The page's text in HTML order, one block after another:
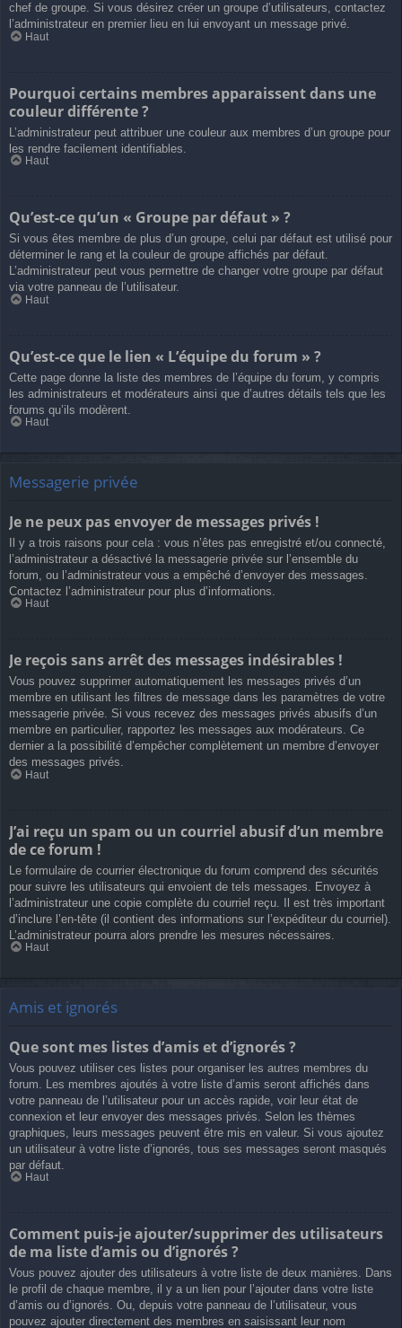
chef de groupe. Si vous désirez créer un groupe d’utilisateurs, contactez
l’administrateur en premier lieu en lui envoyant un message privé.
Haut
Pourquoi certains membres apparaissent dans une
couleur différente ?
L’administrateur peut attribuer une couleur aux membres d’un groupe pour
les rendre facilement identifiables.
Haut
Qu’est-ce qu’un « Groupe par défaut » ?
Si vous êtes membre de plus d’un groupe, celui par défaut est utilisé pour
déterminer le rang et la couleur de groupe affichés par défaut.
L’administrateur peut vous permettre de changer votre groupe par défaut
via votre panneau de l’utilisateur.
Haut
Qu’est-ce que le lien « L’équipe du forum » ?
Cette page donne la liste des membres de l’équipe du forum, y compris
les administrateurs et modérateurs ainsi que d’autres détails tels que les
forums qu’ils modèrent.
Haut
Messagerie privée
Je ne peux pas envoyer de messages privés !
Il y a trois raisons pour cela : vous n’êtes pas enregistré et/ou connecté,
l’administrateur a désactivé la messagerie privée sur l’ensemble du
forum, ou l’administrateur vous a empêché d’envoyer des messages.
Contactez l’administrateur pour plus d’informations.
Haut
Je reçois sans arrêt des messages indésirables !
Vous pouvez supprimer automatiquement les messages privés d’un
membre en utilisant les filtres de message dans les paramètres de votre
messagerie privée. Si vous recevez des messages privés abusifs d’un
membre en particulier, rapportez les messages aux modérateurs. Ce
dernier a la possibilité d’empêcher complètement un membre d’envoyer
des messages privés.
Haut
J’ai reçu un spam ou un courriel abusif d’un membre
de ce forum !
Le formulaire de courrier électronique du forum comprend des sécurités
pour suivre les utilisateurs qui envoient de tels messages. Envoyez à
l’administrateur une copie complète du courriel reçu. Il est très important
d’inclure l’en-tête (il contient des informations sur l’expéditeur du courriel).
L’administrateur pourra alors prendre les mesures nécessaires.
Haut
Amis et ignorés
Que sont mes listes d’amis et d’ignorés ?
Vous pouvez utiliser ces listes pour organiser les autres membres du
forum. Les membres ajoutés à votre liste d’amis seront affichés dans
votre panneau de l’utilisateur pour un accès rapide, voir leur état de
connexion et leur envoyer des messages privés. Selon les thèmes
graphiques, leurs messages peuvent être mis en valeur. Si vous ajoutez
un utilisateur à votre liste d’ignorés, tous ses messages seront masqués
par défaut.
Haut
Comment puis-je ajouter/supprimer des utilisateurs
de ma liste d’amis ou d’ignorés ?
Vous pouvez ajouter des utilisateurs à votre liste de deux manières. Dans
le profil de chaque membre, il y a un lien pour l’ajouter dans votre liste
d’amis ou d’ignorés. Ou, depuis votre panneau de l’utilisateur, vous
pouvez ajouter directement des membres en saisissant leur nom